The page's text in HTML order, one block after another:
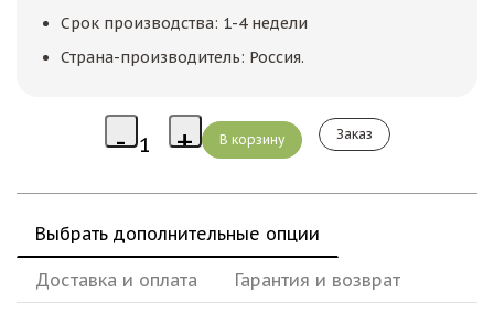
Срок производства: 1-4 недели
Страна-производитель: Россия.
Заказ
Выбрать дополнительные опции
Доставка и оплата Гарантия и возврат